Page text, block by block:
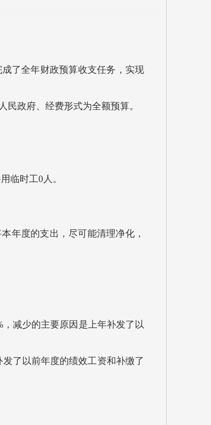
了全年财政预算收支任务，实现
政府、经费形式为全额预算。
临时工0人。
度的支出，尽可能清理净化，
减少的主要原因是上年补发了以
了以前年度的绩效工资和补缴了